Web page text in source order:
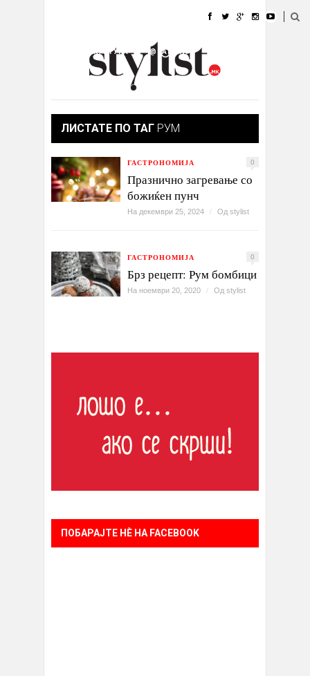
УБАВИНА
КУЛТУРА @РАБОТА
ИЗЛОГ
ЛИСТАТЕ ПО ТАГ РУМ
ГАСТРОНОМИЈА 0
Празнично загревање со
божиќен пунч
На декември 25, 2024 / Од stylist
ГАСТРОНОМИЈА 0
Брз рецепт: Рум бомбици
На ноември 20, 2020 / Од stylist
ПОБАРАЈТЕ НÈ НА FACEBOOK